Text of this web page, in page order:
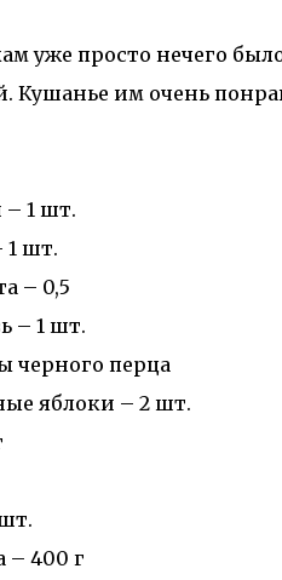
уже просто нечего
Кушанье им очень
– 1 шт.
1 шт.
– 0,5
– 1 шт.
черного перца
яблоки – 2 шт.
– 400 г